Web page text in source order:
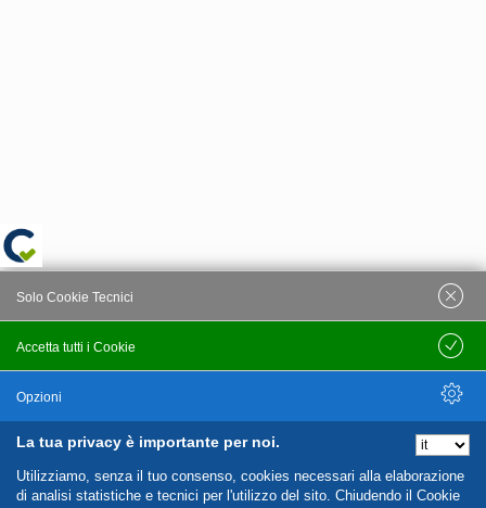
La tua privacy è importante per noi.
Utilizziamo, senza il tuo consenso, cookies necessari alla elaborazione
di analisi statistiche e tecnici per l'utilizzo del sito. Chiudendo il Cookie
Accetta tutti i Cookie
Solo Cookie Tecnici
Salva
Opzioni
Nascondi Opzioni